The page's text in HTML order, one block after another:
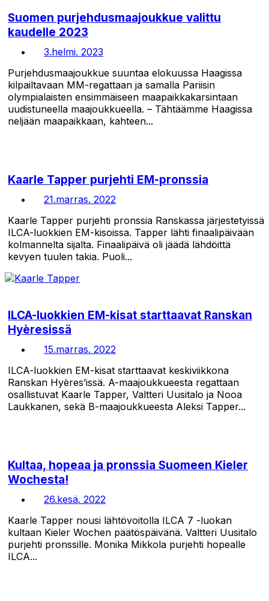
Suomen purjehdusmaajoukkue valittu
kaudelle 2023
3.helmi. 2023
Purjehdusmaajoukkue suuntaa elokuussa Haagissa
kilpailtavaan MM-regattaan ja samalla Pariisin
olympialaisten ensimmäiseen maapaikkakarsintaan
uudistuneella maajoukkueella. – Tähtäämme Haagissa
neljään maapaikkaan, kahteen...
Kaarle Tapper purjehti EM-pronssia
21.marras. 2022
Kaarle Tapper purjehti pronssia Ranskassa järjestetyissä
ILCA-luokkien EM-kisoissa. Tapper lähti finaalipäivään
kolmannelta sijalta. Finaalipäivä oli jäädä lähdöittä
kevyen tuulen takia. Puoli...
ILCA-luokkien EM-kisat starttaavat Ranskan
Hyèresissä
15.marras. 2022
ILCA-luokkien EM-kisat starttaavat keskiviikkona
Ranskan Hyères’issä. A-maajoukkueesta regattaan
osallistuvat Kaarle Tapper, Valtteri Uusitalo ja Nooa
Laukkanen, sekä B-maajoukkueesta Aleksi Tapper...
Kultaa, hopeaa ja pronssia Suomeen Kieler
Wochesta!
26.kesä. 2022
Kaarle Tapper nousi lähtövoitolla ILCA 7 -luokan
kultaan Kieler Wochen päätöspäivänä. Valtteri Uusitalo
purjehti pronssille. Monika Mikkola purjehti hopealle
ILCA...